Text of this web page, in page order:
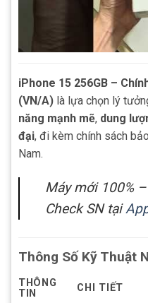
iPhone 15 256GB –
(VN/A) là lựa chọn lý
năng mạnh mẽ, dung
đại, đi kèm chính sách
Nam.
Máy mới 100%
Check SN tại
Thông Số Kỹ Thuật
THÔNG
TIN
CHI TIẾT